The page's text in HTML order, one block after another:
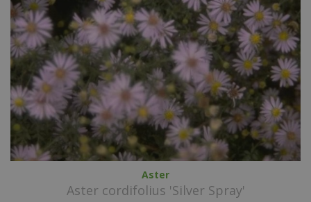
Aster
Aster cordifolius 'Silver Spray'